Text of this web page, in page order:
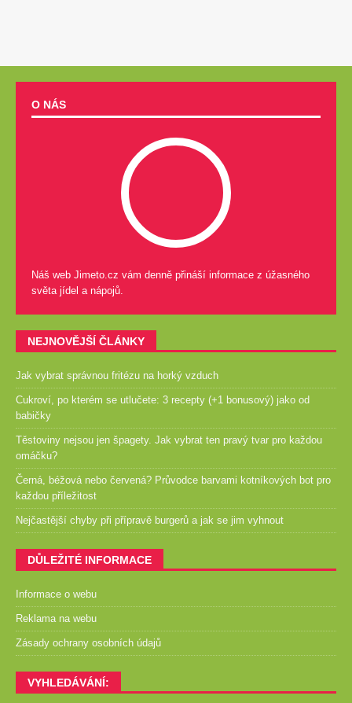
O NÁS
Náš web Jimeto.cz vám denně přináší informace z úžasného
světa jídel a nápojů.
NEJNOVĚJŠÍ ČLÁNKY
Jak vybrat správnou fritézu na horký vzduch
Cukroví, po kterém se utlučete: 3 recepty (+1 bonusový) jako od
babičky
Těstoviny nejsou jen špagety. Jak vybrat ten pravý tvar pro každou
omáčku?
Černá, béžová nebo červená? Průvodce barvami kotníkových bot pro
každou příležitost
Nejčastější chyby při přípravě burgerů a jak se jim vyhnout
DŮLEŽITÉ INFORMACE
Informace o webu
Reklama na webu
Zásady ochrany osobních údajů
VYHLEDÁVÁNÍ: